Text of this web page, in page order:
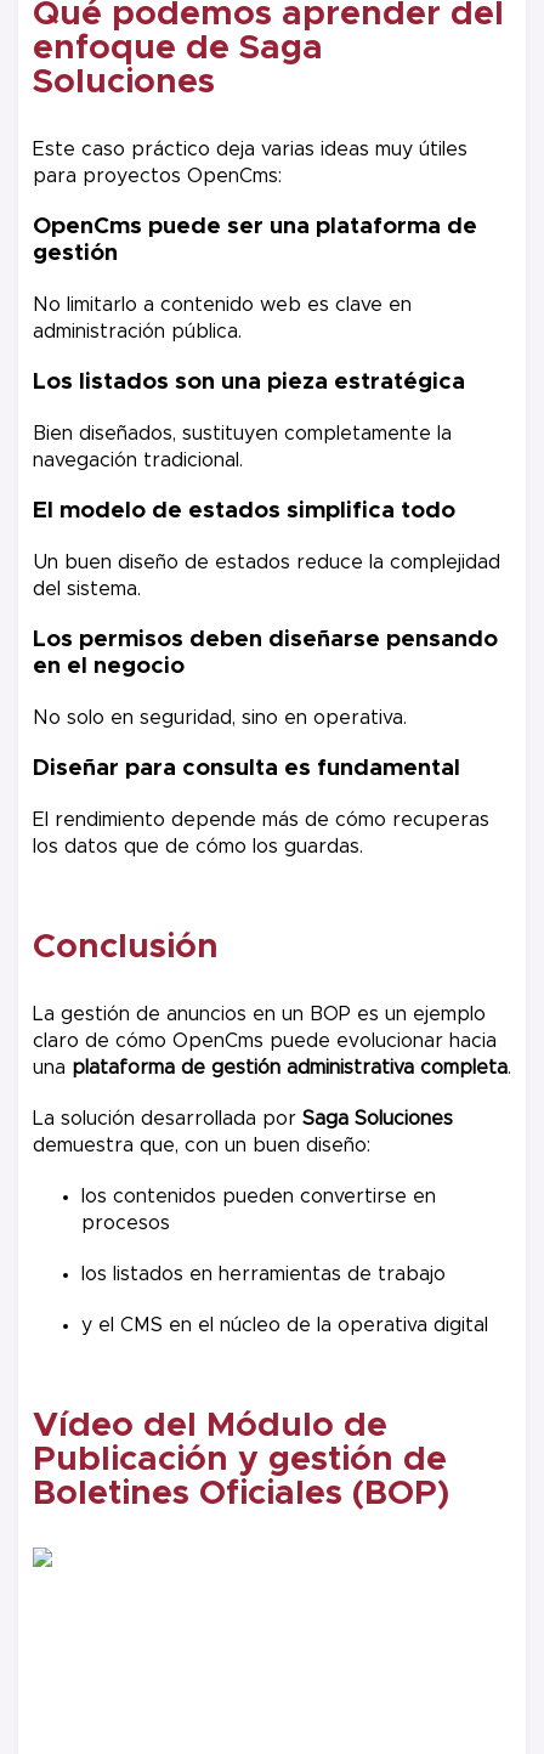
Qué podemos aprender del
enfoque de Saga
Soluciones
Este caso práctico deja varias ideas muy útiles
para proyectos OpenCms:
OpenCms puede ser una plataforma de
gestión
No limitarlo a contenido web es clave en
administración pública.
Los listados son una pieza estratégica
Bien diseñados, sustituyen completamente la
navegación tradicional.
El modelo de estados simplifica todo
Un buen diseño de estados reduce la complejidad
del sistema.
Los permisos deben diseñarse pensando
en el negocio
No solo en seguridad, sino en operativa.
Diseñar para consulta es fundamental
El rendimiento depende más de cómo recuperas
los datos que de cómo los guardas.
Conclusión
La gestión de anuncios en un BOP es un ejemplo
claro de cómo OpenCms puede evolucionar hacia
una plataforma de gestión administrativa completa.
La solución desarrollada por Saga Soluciones
demuestra que, con un buen diseño:
los contenidos pueden convertirse en
procesos
los listados en herramientas de trabajo
y el CMS en el núcleo de la operativa digital
Vídeo del Módulo de
Publicación y gestión de
Boletines Oficiales (BOP)